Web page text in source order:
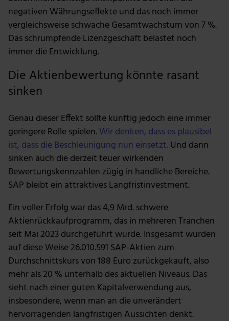
zu können und die Zugriffe auf unsere Website zu
analysieren. Außerdem geben wir Informationen zu
deiner Verwendung unserer Website an unsere Partner
für soziale Medien, Werbung und Analysen weiter.
Unsere Partner führen diese Informationen
ihnen bereitgestellt hast oder die sie im Rahmen deiner
Nutzung der Dienste gesammelt haben.
negativen Währungseffekte und das noch immer
vergleichsweise schwache Gesamtwachstum von 7 %.
Das schrumpfende Lizenzgeschäft belastet noch
immer die Entwicklung.
Die Aktienbewertung könnte rasant
sinken
Genau dieser Effekt sollte künftig jedoch eine immer
geringere Rolle spielen.Wir denken, dass es plausibel
ist, dass die Beschleunigung nun einsetzt. Und dann
sinken auch die derzeit teuer wirkenden
Bewertungskennzahlen zügig in handliche Bereiche.
SAP bleibt ein attraktives Langfristinvestment.
Ein voller Erfolg war das 4,9 Mrd. schwere
Aktienrückkaufprogramm, das in mehreren Tranchen
seit Mai 2023 durchgeführt wurde. Insgesamt wurden
auf diese Weise 26.010.591 SAP-Aktien zum
Durchschnittskurs von 188 Euro zurückgekauft, also
mehr als 20 % unterhalb des aktuellen Niveaus. Das
sieht nach einer guten Kapitalverwendung aus,
insbesondere, wenn man an die unverändert
hervorragenden langfristigen Aussichten denkt.